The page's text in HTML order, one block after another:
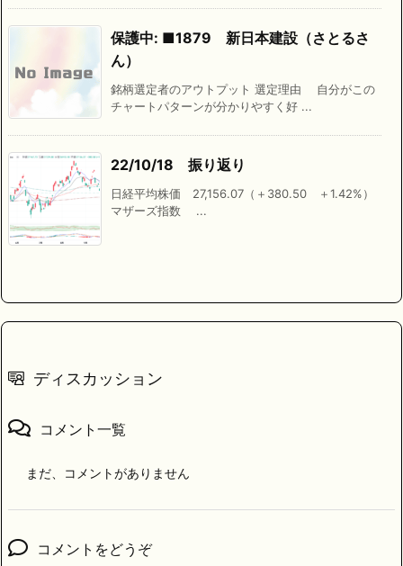
保護中: ■1879 新日本建設（さとるさ
ん）
銘柄選定者のアウトプット 選定理由 自分がこの
チャートパターンが分かりやすく好 ...
22/10/18 振り返り
日経平均株価 27,156.07（＋380.50 ＋1.42%）
マザーズ指数 ...
ディスカッション
コメント一覧
まだ、コメントがありません
コメントをどうぞ